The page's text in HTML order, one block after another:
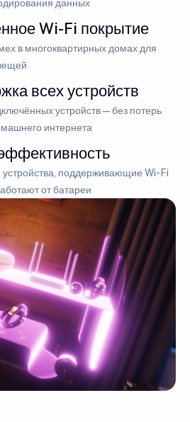
данных
Wi-Fi покрытие
в многоквартирных домах для
всех устройств
устройств — без потерь
интернета
поддерживающие Wi-Fi
от батареи